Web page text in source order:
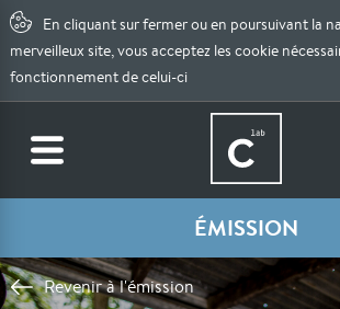
En cliquant sur fermer ou en poursuivant la
merveilleux site, vous acceptez les cookie
fonctionnement de celui-ci
ÉMISSION
Revenir à l'émission